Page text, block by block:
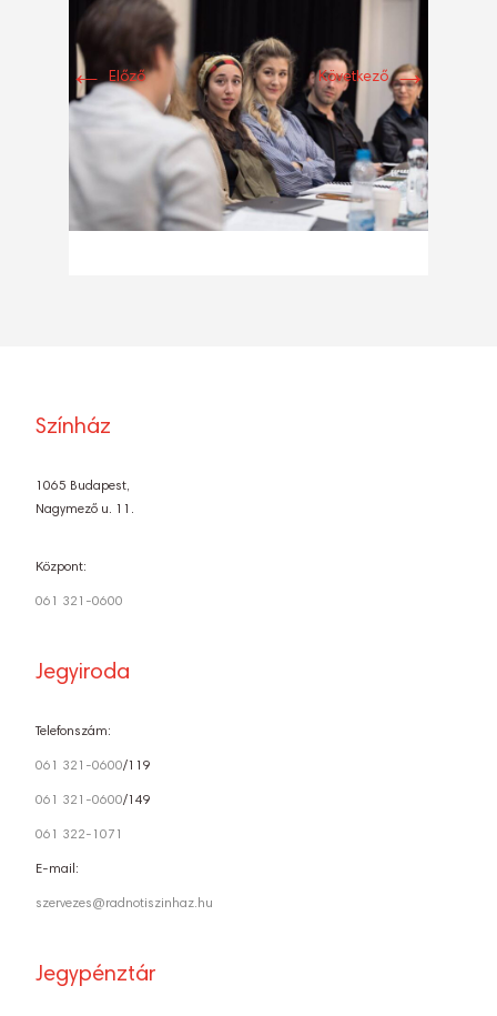
←Előző Következő→
Színház
1065 Budapest,
Nagymező u. 11.
Központ:
061 321-0600
Jegyiroda
Telefonszám:
061 321-0600/119
061 321-0600/149
061 322-1071
E-mail:
szervezes@radnotiszinhaz.hu
Jegypénztár